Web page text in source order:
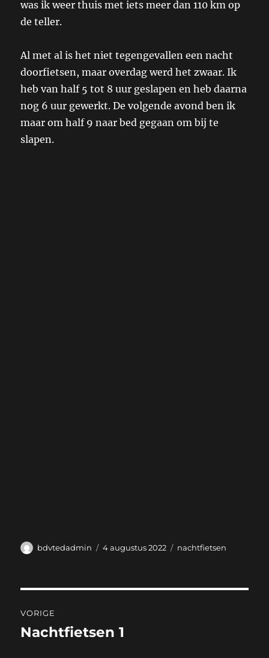
was ik weer thuis met iets meer dan 110 km op
de teller.
Al met al is het niet tegengevallen een nacht
doorfietsen, maar overdag werd het zwaar. Ik
heb van half 5 tot 8 uur geslapen en heb daarna
nog 6 uur gewerkt. De volgende avond ben ik
maar om half 9 naar bed gegaan om bij te
slapen.
Auteur
bdvtedadmin
Geplaatst
4 augustus 2022 Categorieën
nachtfietsen
navigatie
VORIGE
Vorig
Nachtfietsen 1